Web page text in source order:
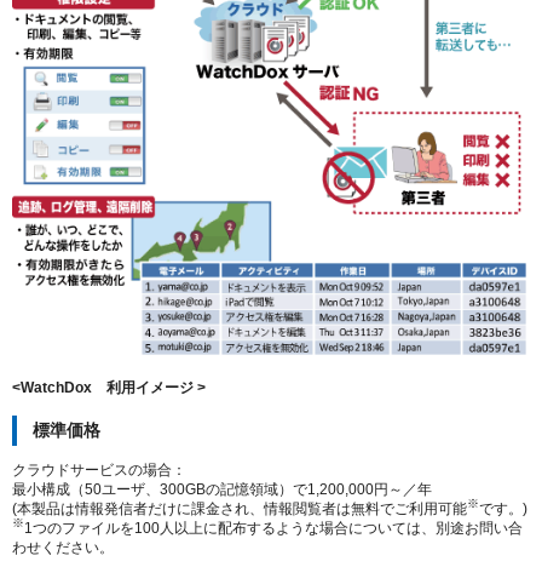
<WatchDox 利用イメージ >
標準価格
クラウドサービスの場合：
最小構成（50ユーザ、300GBの記憶領域）で1,200,000円～／年
(本製品は情報発信者だけに課金され、情報閲覧者は無料でご利用可能※です。)
※1つのファイルを100人以上に配布するような場合については、別途お問い合
わせください。